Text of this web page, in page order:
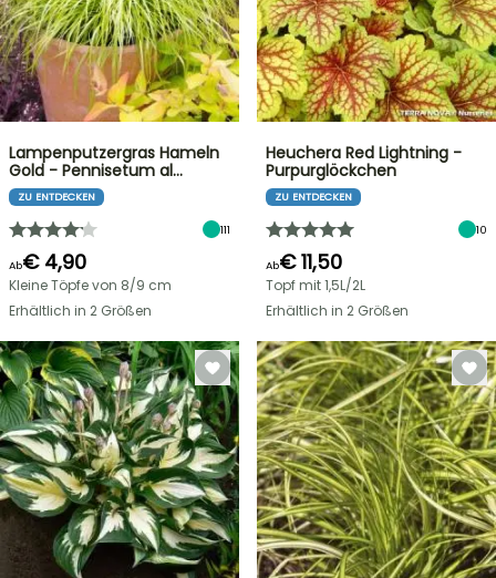
Lampenputzergras Hameln
Gold - Pennisetum al…
ZU ENTDECKEN
111
Ab€ 4,90
Kleine Töpfe von 8/9 cm
Erhältlich in 2 Größen
Heuchera Red Lightning -
Purpurglöckchen
ZU ENTDECKEN
10
Ab€ 11,50
Topf mit 1,5L/2L
Erhältlich in 2 Größen